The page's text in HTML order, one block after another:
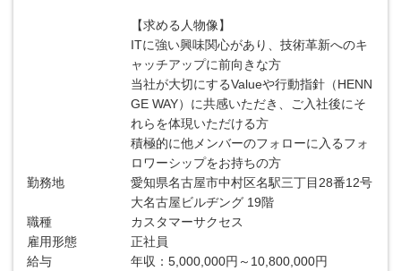
【求める人物像】
ITに強い興味関心があり、技術革新へのキ
ャッチアップに前向きな方
当社が大切にするValueや行動指針（HENN
GE WAY）に共感いただき、ご入社後にそ
れらを体現いただける方
積極的に他メンバーのフォローに入るフォ
ロワーシップをお持ちの方
勤務地
愛知県名古屋市中村区名駅三丁目28番12号
大名古屋ビルヂング 19階
職種
カスタマーサクセス
雇用形態
正社員
給与
年収：5,000,000円～10,800,000円